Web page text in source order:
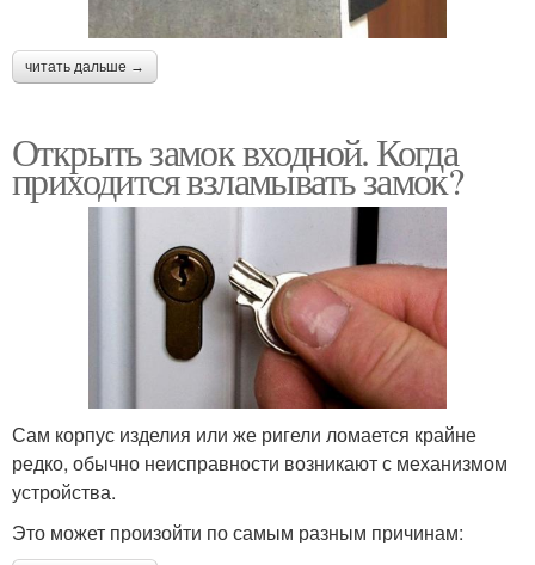
читать дальше →
Открыть замок входной. Когда
приходится взламывать замок?
Сам корпус изделия или же ригели ломается крайне
редко, обычно неисправности возникают с механизмом
устройства.
Это может произойти по самым разным причинам: